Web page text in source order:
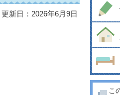
更新日：2026年6月9日
こ